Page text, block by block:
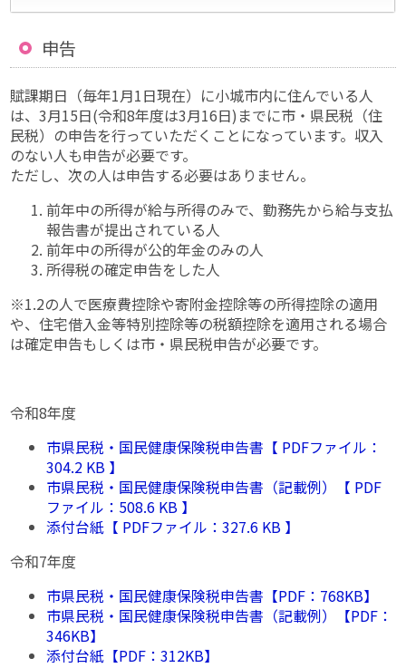
申告
賦課期日（毎年1月1日現在）に小城市内に住んでいる人
は、3月15日(令和8年度は3月16日)までに市・県民税（住
民税）の申告を行っていただくことになっています。収入
のない人も申告が必要です。
ただし、次の人は申告する必要はありません。
前年中の所得が給与所得のみで、勤務先から給与支払
報告書が提出されている人
前年中の所得が公的年金のみの人
所得税の確定申告をした人
※1.2の人で医療費控除や寄附金控除等の所得控除の適用
や、住宅借入金等特別控除等の税額控除を適用される場合
は確定申告もしくは市・県民税申告が必要です。
令和8年度
市県民税・国民健康保険税申告書【 PDFファイル：
304.2 KB 】
市県民税・国民健康保険税申告書（記載例）【 PDF
ファイル：508.6 KB 】
添付台紙【 PDFファイル：327.6 KB 】
令和7年度
市県民税・国民健康保険税申告書【PDF：768KB】
市県民税・国民健康保険税申告書（記載例）【PDF：
346KB】
添付台紙【PDF：312KB】